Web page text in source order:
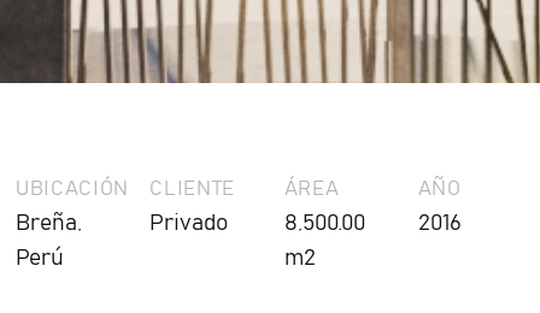
UBICACIÓN
Breña,
Perú
CLIENTE
Privado
ÁREA
8,500.00
m2
AÑO
2016